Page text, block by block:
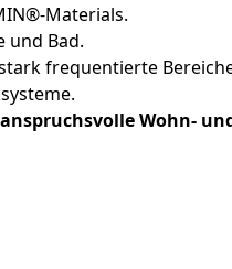
Materials.
und Bad.
frequentierte
Wohn-